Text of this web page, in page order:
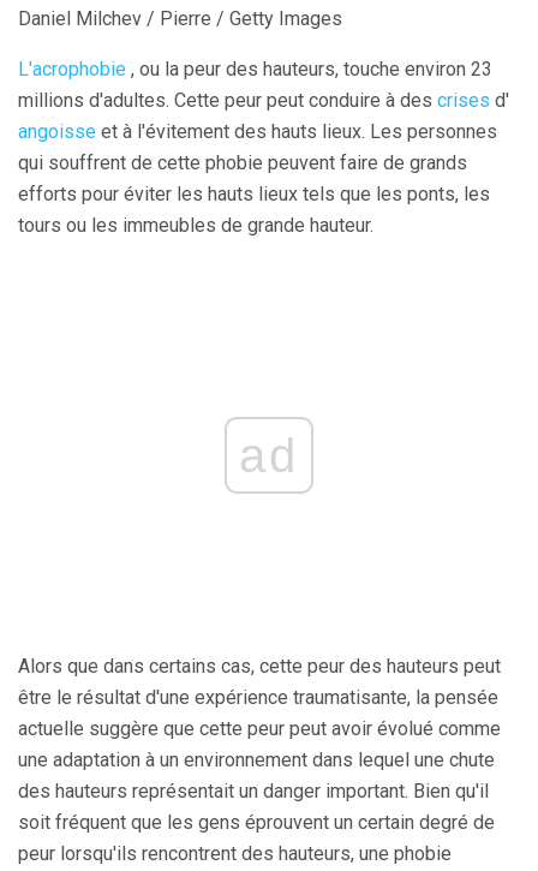
Daniel Milchev / Pierre / Getty Images
L'acrophobie , ou la peur des hauteurs, touche environ 23
millions d'adultes. Cette peur peut conduire à des crises d'
angoisse et à l'évitement des hauts lieux. Les personnes
qui souffrent de cette phobie peuvent faire de grands
efforts pour éviter les hauts lieux tels que les ponts, les
tours ou les immeubles de grande hauteur.
ad
Alors que dans certains cas, cette peur des hauteurs peut
être le résultat d'une expérience traumatisante, la pensée
actuelle suggère que cette peur peut avoir évolué comme
une adaptation à un environnement dans lequel une chute
des hauteurs représentait un danger important. Bien qu'il
soit fréquent que les gens éprouvent un certain degré de
peur lorsqu'ils rencontrent des hauteurs, une phobie